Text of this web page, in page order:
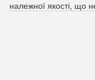
належної якості, що